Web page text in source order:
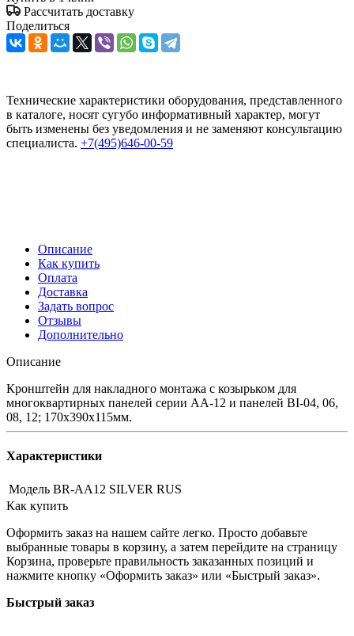
Рассчитать доставку
Поделиться
Технические характеристики оборудования, представленного
в каталоге, носят сугубо информативный характер, могут
быть изменены без уведомления и не заменяют консультацию
специалиста. +7(495)646-00-59
Описание
Как купить
Оплата
Доставка
Задать вопрос
Отзывы
Дополнительно
Описание
Кронштейн для накладного монтажа с козырьком для
многоквартирных панелей серии AА-12 и панелей BI-04, 06,
08, 12; 170x390x115мм.
Характеристики
Модель BR-AA12 SILVER RUS
Как купить
Оформить заказ на нашем сайте легко. Просто добавьте
выбранные товары в корзину, а затем перейдите на страницу
Корзина, проверьте правильность заказанных позиций и
нажмите кнопку «Оформить заказ» или «Быстрый заказ».
Быстрый заказ